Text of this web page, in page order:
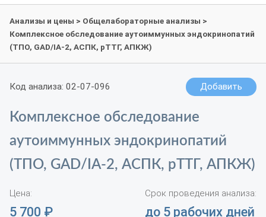
Анализы и цены > Общелабораторные анализы >
Комплексное обследование аутоиммунных эндокринопатий
(ТПО, GAD/IA-2, АСПК, рТТГ, АПКЖ)
Код анализа: 02-07-096 Добавить
Комплексное обследование
аутоиммунных эндокринопатий
(ТПО, GAD/IA-2, АСПК, рТТГ, АПКЖ)
Цена:
5 700 ₽
Срок проведения анализа:
до 5 рабочих дней